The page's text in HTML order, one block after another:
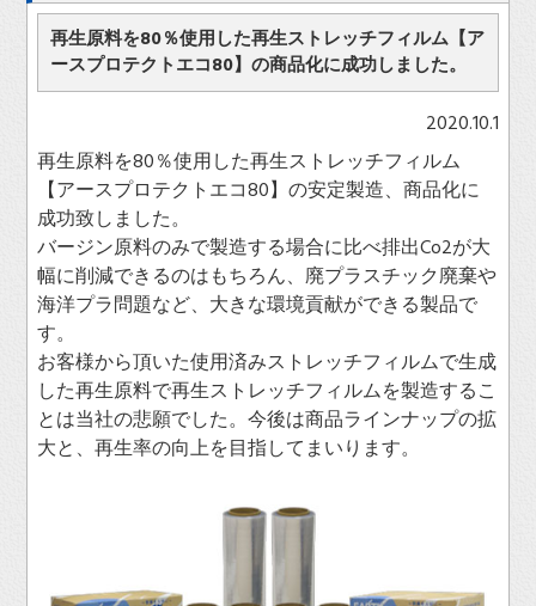
再生原料を80％使用した再生ストレッチフィルム【ア
ースプロテクトエコ80】の商品化に成功しました。
2020.10.1
再生原料を80％使用した再生ストレッチフィルム
【アースプロテクトエコ80】の安定製造、商品化に
成功致しました。
バージン原料のみで製造する場合に比べ排出Co2が大
幅に削減できるのはもちろん、廃プラスチック廃棄や
海洋プラ問題など、大きな環境貢献ができる製品で
す。
お客様から頂いた使用済みストレッチフィルムで生成
した再生原料で再生ストレッチフィルムを製造するこ
とは当社の悲願でした。今後は商品ラインナップの拡
大と、再生率の向上を目指してまいります。